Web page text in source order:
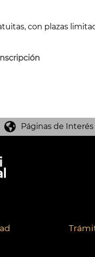
con plazas
Páginas de Interés